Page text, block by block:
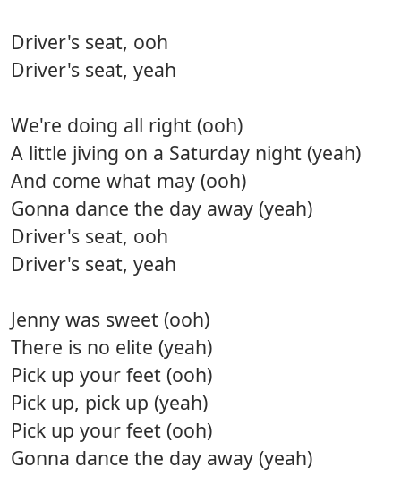
Driver's seat, ooh
Driver's seat, yeah
We're doing all right (ooh)
A little jiving on a Saturday night (yeah)
And come what may (ooh)
Gonna dance the day away (yeah)
Driver's seat, ooh
Driver's seat, yeah
Jenny was sweet (ooh)
There is no elite (yeah)
Pick up your feet (ooh)
Pick up, pick up (yeah)
Pick up your feet (ooh)
Gonna dance the day away (yeah)